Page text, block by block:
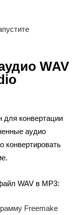
WAV
для конвертации
аудио
WAV в MP3:
Freemake